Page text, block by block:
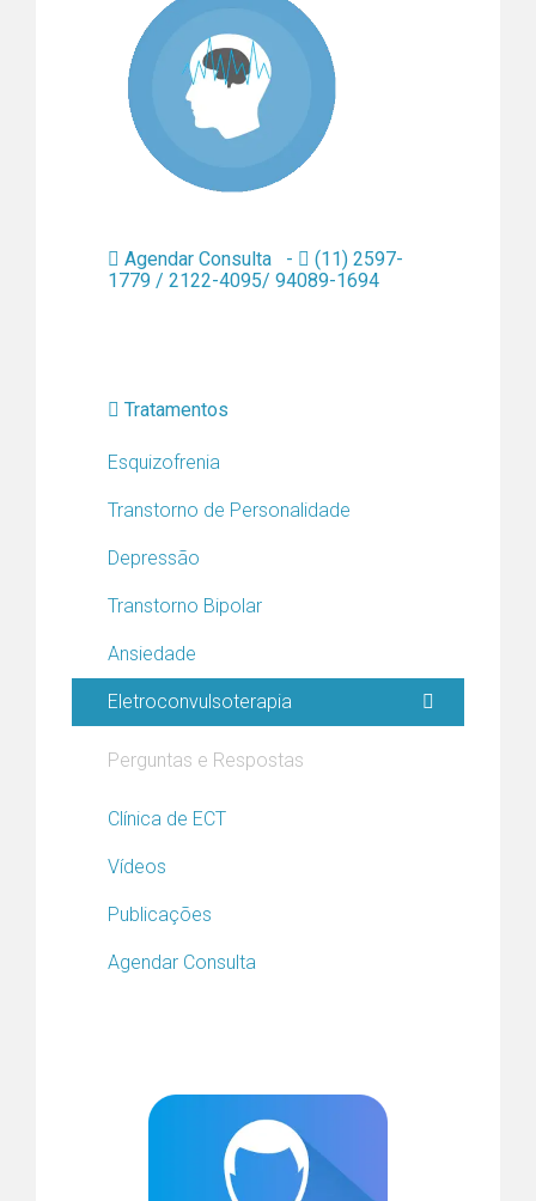
Agendar Consulta -
(11) 2597-
1779 / 2122-4095/ 94089-1694
Tratamentos
Esquizofrenia
Transtorno de Personalidade
Depressão
Transtorno Bipolar
Ansiedade
Eletroconvulsoterapia
Perguntas e Respostas
Clínica de ECT
Vídeos
Publicações
Agendar Consulta